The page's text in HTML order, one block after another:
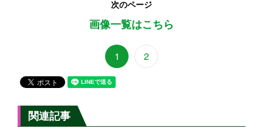
次のページ
画像一覧はこちら
1 2
関連記事